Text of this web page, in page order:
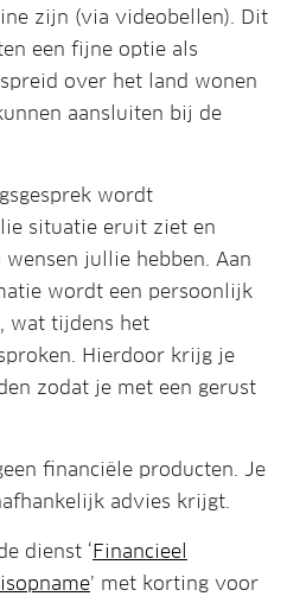
zijn (via videobellen). Dit
een fijne optie als
over het land wonen
aansluiten bij de
wordt
situatie eruit ziet en
jullie hebben. Aan
wordt een persoonlijk
wat tijdens het
Hierdoor krijg je
zodat je met een gerust
financiële producten. Je
advies krijgt.
dienst ‘Financieel
’ met korting voor